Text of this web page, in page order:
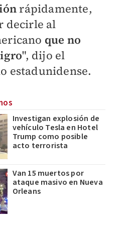
rápidamente,
decirle al
que no
", dijo el
estadunidense.
Investigan explosión de
vehículo Tesla en Hotel
Trump como posible
acto terrorista
Van 15 muertos por
ataque masivo en Nueva
Orleans